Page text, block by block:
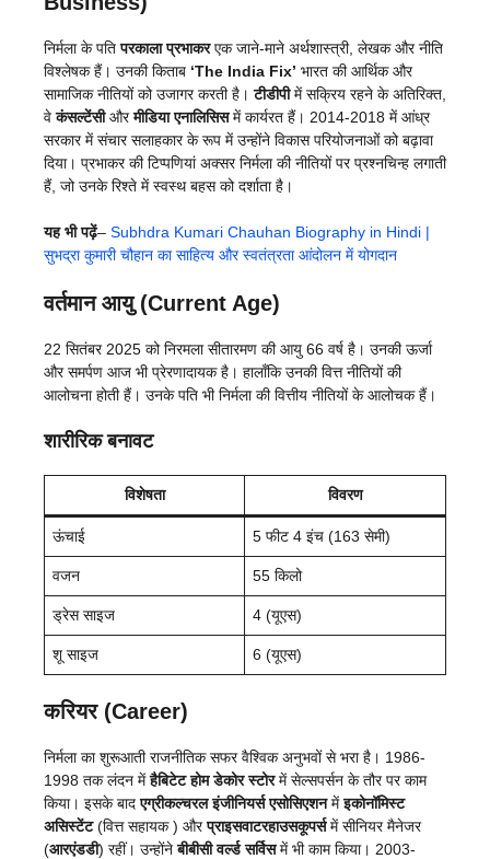
निर्मला के पतिपरकाला प्रभाकरएक जाने-माने अर्थशास्त्री, लेखक और नीति
विश्लेषक हैं। उनकी किताब ‘The India Fix’ भारत की आर्थिक और
सामाजिक नीतियों को उजागर करती है।टीडीपीमें सक्रिय रहने के अतिरिक्त,
वेकंसल्टेंसीऔरमीडिया एनालिसिसमें कार्यरत हैं। 2014-2018 में आंध्र
सरकार में संचार सलाहकार के रूप में उन्होंने विकास परियोजनाओं को बढ़ावा
दिया। प्रभाकर की टिप्पणियां अक्सर निर्मला की नीतियों पर प्रश्नचिन्ह लगाती
हैं, जो उनके रिश्ते में स्वस्थ बहस को दर्शाता है।
यह भी पढ़ें– Subhdra Kumari Chauhan Biography in Hindi |
सुभद्रा कुमारी चौहान का साहित्य और स्वतंत्रता आंदोलन में योगदान
वर्तमान आयु (Current Age)
22 सितंबर 2025 को निरमला सीतारमण की आयु 66 वर्ष है। उनकी ऊर्जा
और समर्पण आज भी प्रेरणादायक है। हालाँकि उनकी वित्त नीतियों की
आलोचना होती हैं। उनके पति भी निर्मला की वित्तीय नीतियों के आलोचक हैं।
शारीरिक बनावट
विशेषता विवरण
ऊंचाई 5 फीट 4 इंच (163 सेमी)
वजन 55 किलो
ड्रेस साइज 4 (यूएस)
शू साइज 6 (यूएस)
करियर (Career)
निर्मला का शुरूआती राजनीतिक सफर वैश्विक अनुभवों से भरा है। 1986-
1998 तक लंदन मेंहैबिटेट होम डेकोर स्टोरमें सेल्सपर्सन के तौर पर काम
किया। इसके बादएग्रीकल्चरल इंजीनियर्स एसोसिएशनमेंइकोनॉमिस्ट
असिस्टेंट(वित्त सहायक ) औरप्राइसवाटरहाउसकूपर्समें सीनियर मैनेजर
(आरएंडडी) रहीं। उन्होंनेबीबीसी वर्ल्ड सर्विसमें भी काम किया। 2003-